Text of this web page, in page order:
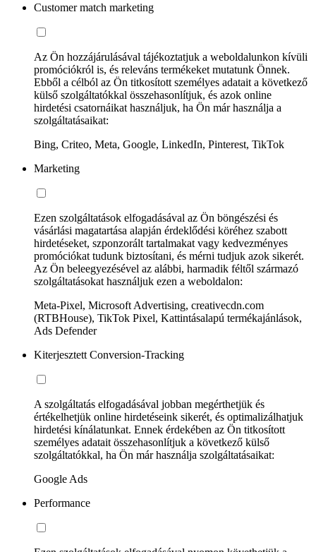
Customer match marketing
Az Ön hozzájárulásával tájékoztatjuk a weboldalunkon kívüli
promóciókról is, és releváns termékeket mutatunk Önnek.
Ebből a célból az Ön titkosított személyes adatait a következő
külső szolgáltatókkal összehasonlítjuk, és azok online
hirdetési csatornáikat használjuk, ha Ön már használja a
szolgáltatásaikat:
Bing, Criteo, Meta, Google, LinkedIn, Pinterest, TikTok
Marketing
Ezen szolgáltatások elfogadásával az Ön böngészési és
vásárlási magatartása alapján érdeklődési köréhez szabott
hirdetéseket, szponzorált tartalmakat vagy kedvezményes
promóciókat tudunk biztosítani, és mérni tudjuk azok sikerét.
Az Ön beleegyezésével az alábbi, harmadik féltől származó
szolgáltatásokat használjuk ezen a weboldalon:
Meta-Pixel, Microsoft Advertising, creativecdn.com
(RTBHouse), TikTok Pixel, Kattintásalapú termékajánlások,
Ads Defender
Kiterjesztett Conversion-Tracking
A szolgáltatás elfogadásával jobban megérthetjük és
értékelhetjük online hirdetéseink sikerét, és optimalizálhatjuk
hirdetési kínálatunkat. Ennek érdekében az Ön titkosított
személyes adatait összehasonlítjuk a következő külső
szolgáltatókkal, ha Ön már használja szolgáltatásaikat:
Google Ads
Performance